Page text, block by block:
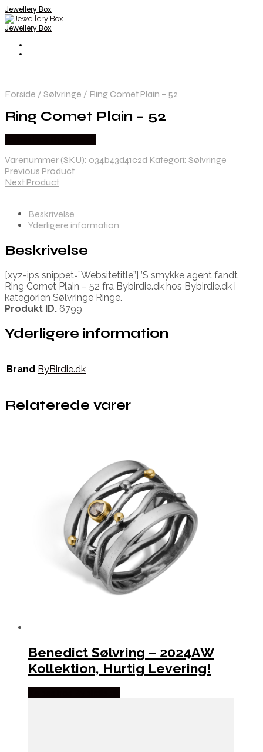
Jewellery Box
Jewellery Box
Forside / Sølvringe / Ring Comet Plain – 52
Ring Comet Plain – 52
Varenummer (SKU): 034b43d41c2d Kategori: Sølvringe
Previous Product
Next Product
Beskrivelse
Yderligere information
Beskrivelse
[xyz-ips snippet=”Websitetitle”] ’S smykke agent fandt
Ring Comet Plain – 52 fra Bybirdie.dk hos Bybirdie.dk i
kategorien Sølvringe Ringe.
Produkt ID. 6799
Yderligere information
Brand ByBirdie.dk
Relaterede varer
Benedict Sølvring – 2024AW
Kollektion, Hurtig Levering!